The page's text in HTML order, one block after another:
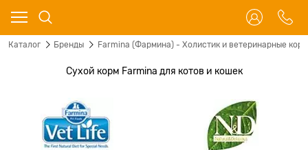
Каталог Бренды Farmina (Фармина) - Холистик и ветеринарные
Сухой корм Farmina для котов и кошек